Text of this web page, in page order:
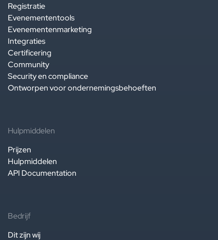
Registratie
Evenemententools
Evenementenmarketing
Integraties
Certificering
Community
Security en compliance
Ontworpen voor ondernemingsbehoeften
Hulpmiddelen
Prijzen
Hulpmiddelen
API Documentation
Bedrijf
Dit zijn wij